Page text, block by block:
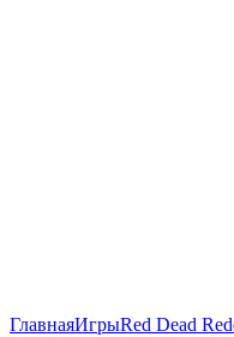
ГлавнаяИгрыRed Dead